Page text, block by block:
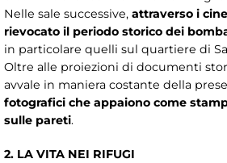
Nelle sale successive, attraverso i
rievocato il periodo storico dei
in particolare quelli sul quartiere di
Oltre alle proiezioni di documenti
avvale in maniera costante della
fotografici che appaiono come
sulle pareti.
2. LA VITA NEI RIFUGI